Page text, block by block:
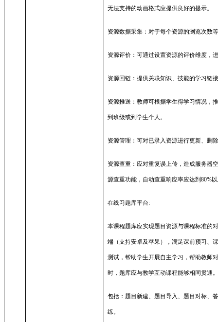
无法支持的动画格式应提供良好的提示。
资源数据采集：对于每个资源的浏览次数
资源评价：可通过设置资源的评价维度，
资源回链：提供关联知识、技能的学习链
资源推送：教师可根据学生得学习情况，
到班级或到学生个人。
资源管理：可对已录入资源进行更新、删
资源查重：应对重复误上传，造成服务器
源查重功能，自动查重响应率应达到80%
在线习题库平台:
本课程题库应实现题目资源与课程标准的
端（支持安卓及苹果），满足课前预习、
测试，帮助学生开展自主学习，帮助教师
时，题库应与教学互动课程能够相同贯通
包括：题目新建、题目导入、题目对标、
练。